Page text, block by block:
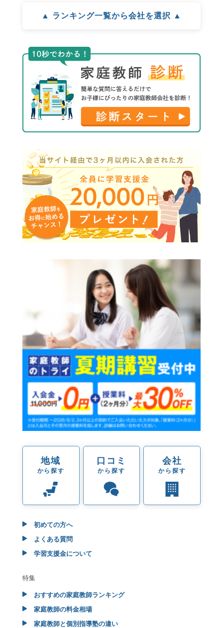
▲ ランキング一覧から会社を選択 ▲
地域
から探す
口コミ
から探す
会社
から探す
初めての方へ
よくある質問
学習支援金について
特集
おすすめの家庭教師ランキング
家庭教師の料金相場
家庭教師と個別指導塾の違い